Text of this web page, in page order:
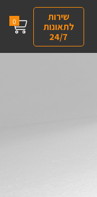
0
שירות
לתאונות
24/7